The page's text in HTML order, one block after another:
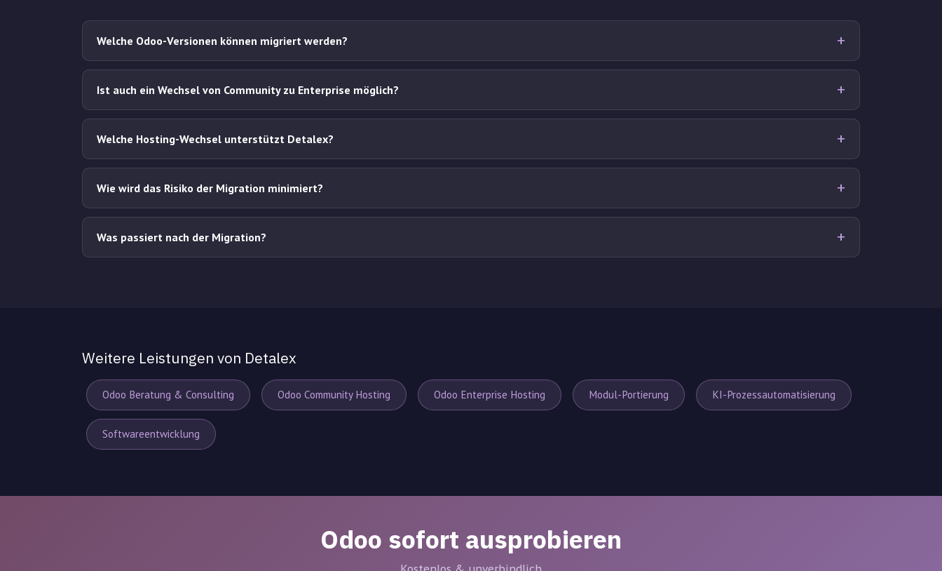
Welche Odoo-Versionen können migriert werden?
Ist auch ein Wechsel von Community zu Enterprise möglich?
Welche Hosting-Wechsel unterstützt Detalex?
Wie wird das Risiko der Migration minimiert?
Was passiert nach der Migration?
Weitere Leistungen von Detalex
Odoo Beratung & Consulting Odoo Community Hosting Odoo Enterprise Hosting Modul-Portierung KI-Prozessautomatisierung
Softwareentwicklung
Odoo sofort ausprobieren